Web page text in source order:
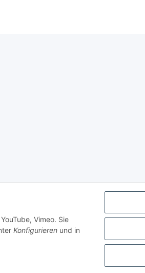
Vimeo. Sie
Konfigurieren und in